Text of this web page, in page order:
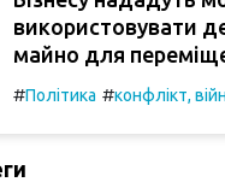
використовувати
майно для
#Політика #конфлікт,